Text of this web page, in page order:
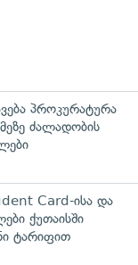
პროკურატურა
ძალადობის
Card-ისა და
ქუთაისში
ტარიფით